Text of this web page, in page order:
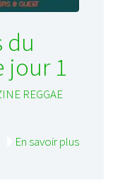
du
jour 1
REGGAE
En savoir plus